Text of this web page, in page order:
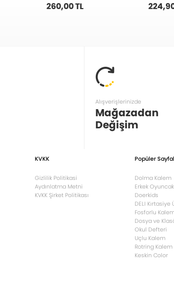
260,00 TL
Alışverişlerinizde
Mağazadan
Değişim
KVKK
Gizlilik Politikasi
Aydınlatma Metni
KVKK Şirket Politikası
Popüler
Dolma Kalem
Erkek
Doerkids
DELI Kırtasiye
Fosforlu
Dosya ve
Okul Defteri
Uçlu Kalem
Rotring Kalem
Keskin Color